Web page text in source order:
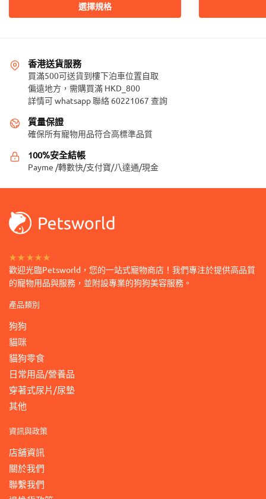
選擇規格
產
多
種
可
在
品
面
擇
選
產
面
香港送貨服務
買滿500可送貨到樓下泊車位置自取
偏遠地方，需購買滿 HKD_800
詳情可 whatsapp 聯絡 60221067 查詢
質量保證
確保所有寵物用品符合高標準品質
100%安全結帳
Payme /轉數快/支付寶/八達通/現金
★★★★★
歡迎光臨Petsworld，您的一站式寵物商店！我們專注於提供高品質
的寵物用品與服務，並附設專業的狗狗美容服務。
產品類別
狗狗
貓咪
貓狗零食
日常用品/營養品
穿著式尿片/尿墊
其他
資訊與政策
店舖資訊
關於我們
聯繫我們